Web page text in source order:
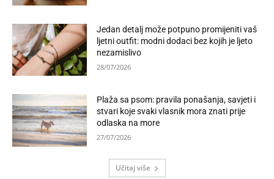
Jedan detalj može potpuno promijeniti vaš
ljetni outfit: modni dodaci bez kojih je ljeto
nezamislivo
28/07/2026
Plaža sa psom: pravila ponašanja, savjeti i
stvari koje svaki vlasnik mora znati prije
odlaska na more
27/07/2026
Učitaj više